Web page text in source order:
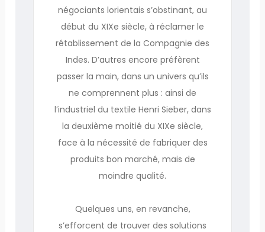
négociants lorientais s’obstinant, au
début du XIXe siècle, à réclamer le
rétablissement de la Compagnie des
Indes. D’autres encore préfèrent
passer la main, dans un univers qu’ils
ne comprennent plus : ainsi de
l’industriel du textile Henri Sieber, dans
la deuxième moitié du XIXe siècle,
face à la nécessité de fabriquer des
produits bon marché, mais de
moindre qualité.
Quelques uns, en revanche,
s’efforcent de trouver des solutions